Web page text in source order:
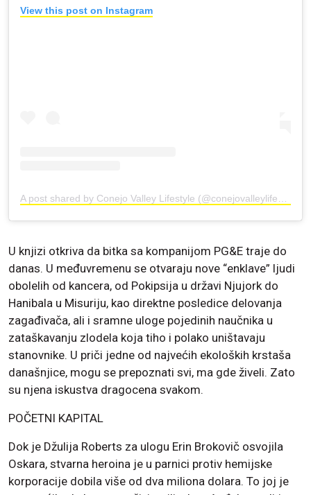
View this post on Instagram
U knjizi otkriva da bitka sa kompanijom PG&E traje do
danas. U međuvremenu se otvaraju nove “enklave” ljudi
obolelih od kancera, od Pokipsija u državi Njujork do
Hanibala u Misuriju, kao direktne posledice delovanja
zagađivača, ali i sramne uloge pojedinih naučnika u
zataškavanju zlodela koja tiho i polako uništavaju
stanovnike. U priči jedne od najvećih ekoloških krstaša
današnjice, mogu se prepoznati svi, ma gde živeli. Zato
su njena iskustva dragocena svakom.
POČETNI KAPITAL
Dok je Džulija Roberts za ulogu Erin Brokovič osvojila
Oskara, stvarna heroina je u parnici protiv hemijske
korporacije dobila više od dva miliona dolara. To joj je